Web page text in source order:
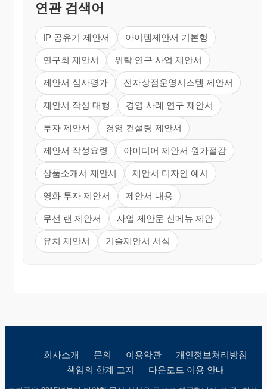
연관 검색어
IP 공유기 제안서 아이템제안서 기본형
연구회 제안서 위탁 연구 사업 제안서
제안서 심사평가 전자상점운영시스템 제안서
제안서 작성 대행 경영 사례 연구 제안서
투자 제안서 경영 컨설팅 제안서
제안서 작성요령 아이디어 제안서 원가절감
상품소개서 제안서 제안서 디자인 예시
영화 투자 제안서 제안서 내용
무선 랜 제안서 사업 제안문 신메뉴 제안
유치 제안서 기술제안서 서식
회사소개 문의 이용약관
개인정보처리방침
책임의 한계 고지
다운로드 이용 안내